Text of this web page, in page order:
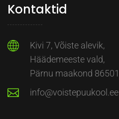
Kontaktid
Kivi 7, Võiste alevik,
Häädemeeste vald,
Pärnu maakond 86501
info@voistepuukool.ee